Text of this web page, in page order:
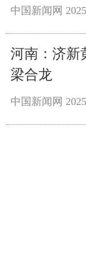
中国新闻网
河南：济新
梁合龙
中国新闻网